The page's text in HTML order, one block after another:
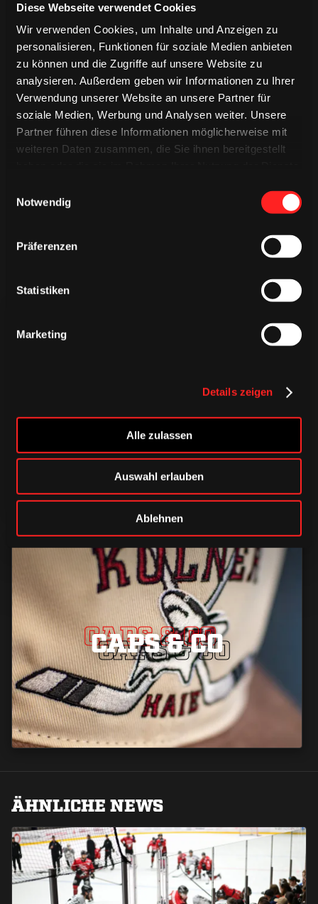
Diese Webseite verwendet Cookies
Wir verwenden Cookies, um Inhalte und Anzeigen zu
personalisieren, Funktionen für soziale Medien anbieten
zu können und die Zugriffe auf unsere Website zu
analysieren. Außerdem geben wir Informationen zu Ihrer
Verwendung unserer Website an unsere Partner für
soziale Medien, Werbung und Analysen weiter. Unsere
Partner führen diese Informationen möglicherweise mit
weiteren Daten zusammen, die Sie ihnen bereitgestellt
Notwendig
Präferenzen
Statistiken
Marketing
Details zeigen
Alle zulassen
Auswahl erlauben
Ablehnen
Exklusiver DANKE-Pin
Sonderaktionen und/oder Sonderrabatte (z.B.
„Kumpelkarten“ oder Sonderangebote von Haie-Partnern)
Ratenzahlung möglich
TRIKOTS
TRIKOTS
CAPS & CO
CAPS & CO
CAPS & CO
ÄHNLICHE NEWS